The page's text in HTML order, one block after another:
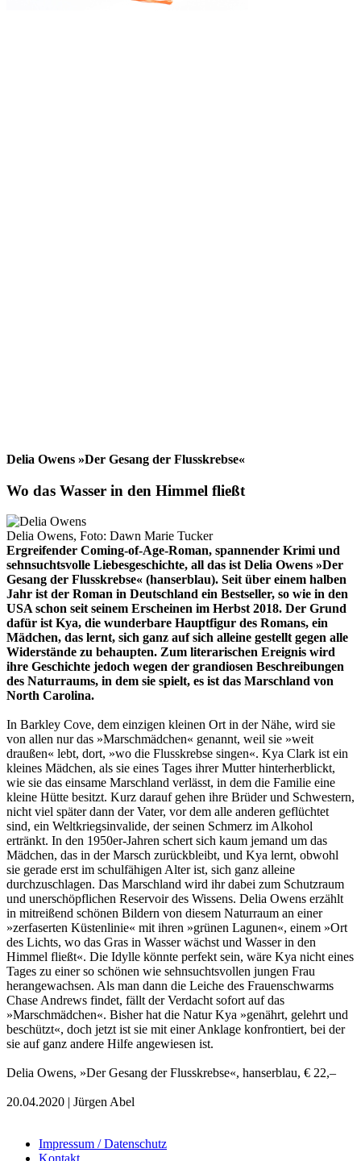
Delia Owens »Der Gesang der Flusskrebse«
Wo das Wasser in den Himmel fließt
Delia Owens, Foto: Dawn Marie Tucker
Ergreifender Coming-of-Age-Roman, spannender Krimi und
sehnsuchtsvolle Liebesgeschichte, all das ist Delia Owens »Der
Gesang der Flusskrebse« (hanserblau). Seit über einem halben
Jahr ist der Roman in Deutschland ein Bestseller, so wie in den
USA schon seit seinem Erscheinen im Herbst 2018. Der Grund
dafür ist Kya, die wunderbare Hauptfigur des Romans, ein
Mädchen, das lernt, sich ganz auf sich alleine gestellt gegen alle
Widerstände zu behaupten. Zum literarischen Ereignis wird
ihre Geschichte jedoch wegen der grandiosen Beschreibungen
des Naturraums, in dem sie spielt, es ist das Marschland von
North Carolina.
In Barkley Cove, dem einzigen kleinen Ort in der Nähe, wird sie
von allen nur das »Marschmädchen« genannt, weil sie »weit
draußen« lebt, dort, »wo die Flusskrebse singen«. Kya Clark ist ein
kleines Mädchen, als sie eines Tages ihrer Mutter hinterherblickt,
wie sie das einsame Marschland verlässt, in dem die Familie eine
kleine Hütte besitzt. Kurz darauf gehen ihre Brüder und Schwestern,
nicht viel später dann der Vater, vor dem alle anderen geflüchtet
sind, ein Weltkriegsinvalide, der seinen Schmerz im Alkohol
ertränkt. In den 1950er-Jahren schert sich kaum jemand um das
Mädchen, das in der Marsch zurückbleibt, und Kya lernt, obwohl
sie gerade erst im schulfähigen Alter ist, sich ganz alleine
durchzuschlagen. Das Marschland wird ihr dabei zum Schutzraum
und unerschöpflichen Reservoir des Wissens. Delia Owens erzählt
in mitreißend schönen Bildern von diesem Naturraum an einer
»zerfaserten Küstenlinie« mit ihren »grünen Lagunen«, einem »Ort
des Lichts, wo das Gras in Wasser wächst und Wasser in den
Himmel fließt«. Die Idylle könnte perfekt sein, wäre Kya nicht eines
Tages zu einer so schönen wie sehnsuchtsvollen jungen Frau
herangewachsen. Als man dann die Leiche des Frauenschwarms
Chase Andrews findet, fällt der Verdacht sofort auf das
»Marschmädchen«. Bisher hat die Natur Kya »genährt, gelehrt und
beschützt«, doch jetzt ist sie mit einer Anklage konfrontiert, bei der
sie auf ganz andere Hilfe angewiesen ist.
Delia Owens, »Der Gesang der Flusskrebse«, hanserblau, € 22,–
20.04.2020 | Jürgen Abel
Impressum / Datenschutz